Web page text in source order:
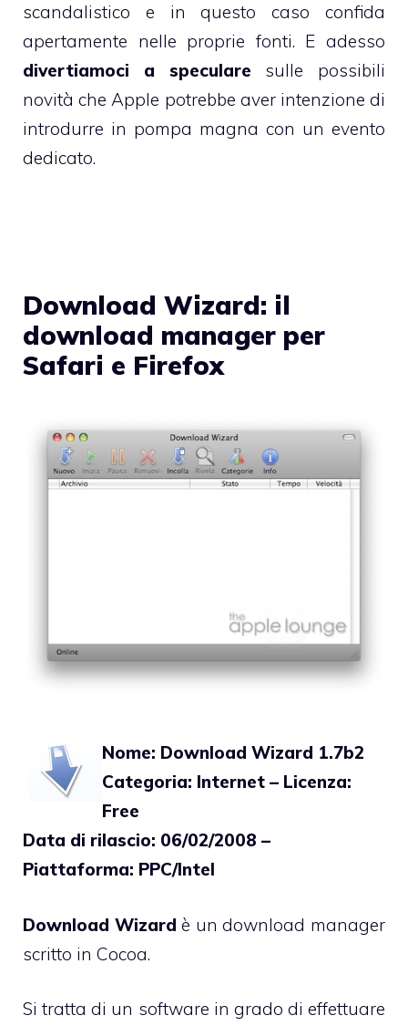
scandalistico e in questo caso confida
apertamente nelle proprie fonti. E adesso
divertiamoci a speculare sulle possibili
novità che Apple potrebbe aver intenzione di
introdurre in pompa magna con un evento
dedicato.
Download Wizard: il
download manager per
Safari e Firefox
Nome: Download Wizard 1.7b2
Categoria: Internet – Licenza:
Free
Data di rilascio: 06/02/2008 –
Piattaforma: PPC/Intel
Download Wizard è un download manager
scritto in Cocoa.
Si tratta di un software in grado di effettuare